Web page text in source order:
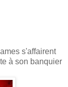
s'affairent
à son banquier